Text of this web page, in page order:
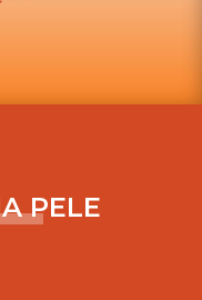
PELE